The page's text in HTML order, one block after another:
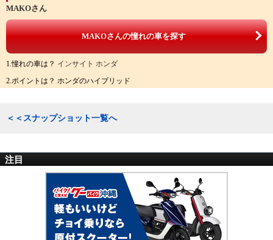
MAKOさん
MAKOさんの憧れの車を探す
1.憧れの車は？ インサイト ホンダ
2.ポイントは？ ホンダのハイブリッド
＜＜スナップショット一覧へ
注目